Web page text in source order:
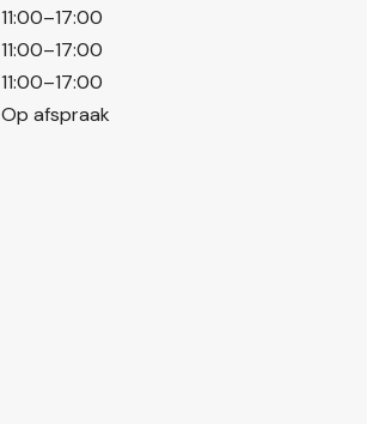
11:00–17:00
11:00–17:00
11:00–17:00
Op afspraak